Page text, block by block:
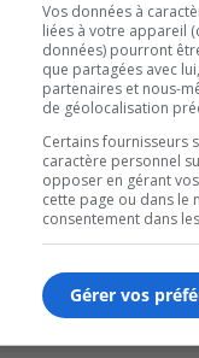
Vos données à
liées à votre appareil
données) pourront
que partagées avec
partenaires et nous-
de géolocalisation
Certains fournisseurs
caractère personnel
opposer en gérant
cette page ou dans le
consentement dans
Gérer vos